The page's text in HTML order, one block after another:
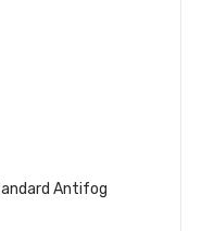
Antifog